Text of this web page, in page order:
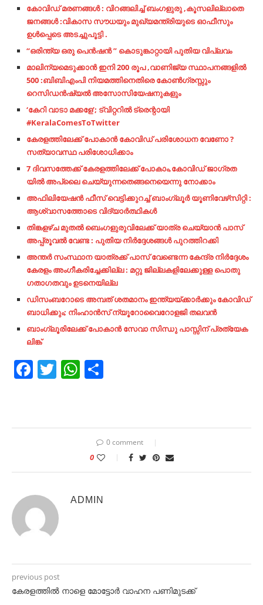
കോവിഡ് മരണങ്ങൾ : വിറങ്ങലിച്ച് ബംഗളുരു ,കൂസലില്ലാതെ
ജനങ്ങൾ :വികാസ സൗധയും മുഖ്യമന്ത്രിയുടെ ഓഫീസും
ഉൾപ്പെടെ അടച്ചുപൂട്ടി .
“ഒരിന്ത്യ ഒരു പെൻഷൻ ” കൊടുങ്കാറ്റായി പുതിയ വിപ്ലവം
മാലിന്യമെടുക്കാൻ ഇനി 200 രൂപ ,വാണിജ്യ സ്ഥാപനങ്ങളിൽ
500 :ബിബിഎംപി നിയമത്തിനെതിരെ കോൺഗ്രസ്സും
റെസിഡൻഷ്യൽ അസോസിയേഷനുകളും
‘കേറി വാടാ മക്കളേ’; ട്വിറ്ററില്‍ ട്രെന്റായി
#KeralaComesToTwitter
കേരളത്തിലേക്ക് പോകാൻ കോവിഡ് പരിശോധന വേണോ ?
സത്യാവസ്ഥ പരിശോധിക്കാം
7 ദിവസത്തേക്ക് കേരളത്തിലേക്ക് പോകാം,കോവിഡ് ജാഗ്രത
യിൽ അപ്ലൈ ചെയ്യുന്നതെങ്ങനെയെന്നു നോക്കാം
അഫിലിയേഷൻ ഫീസ് വെട്ടിക്കുറച്ച് ബാംഗ്ലൂർ യൂണിവേഴ്‌സിറ്റി :
ആശ്വാസത്തോടെ വിദ്യാർത്ഥികൾ
തിങ്കളഴ്ച മുതൽ ബെംഗളുരുവിലേക്ക് യാത്ര ചെയ്യാൻ പാസ്
അപ്പ്രൂവൽ വേണ്ട : പുതിയ നിർദ്ദേശങ്ങൾ പുറത്തിറക്കി
അന്തര്‍ സംസ്ഥാന യാത്രക്ക് പാസ് വേണ്ടെന്ന കേന്ദ്ര നിര്‍ദ്ദേശം
കേരളം അംഗീകരിച്ചേക്കില്ല : മറ്റു ജില്ലകളിലേക്കുള്ള പൊതു
ഗതാഗതവും ഉടനെയില്ല
ഡിസംബറോടെ അമ്പത് ശതമാനം ഇന്ത്യയ്ക്കാര്‍ക്കും കോവിഡ്
ബാധിക്കും; നിംഹാന്‍സ് ന്യൂറോവൈറോളജി തലവന്‍
ബാംഗ്ലൂരിലേക്ക് പോകാൻ സേവാ സിന്ധു പാസ്സിന് പ്രത്യേക
ലിങ്ക്
Facebook
TwitterWhatsApp
0 comment
0
ADMIN
previous post
കേരളത്തിൽ നാളെ മോട്ടോര്‍ വാഹന പണിമുടക്ക്